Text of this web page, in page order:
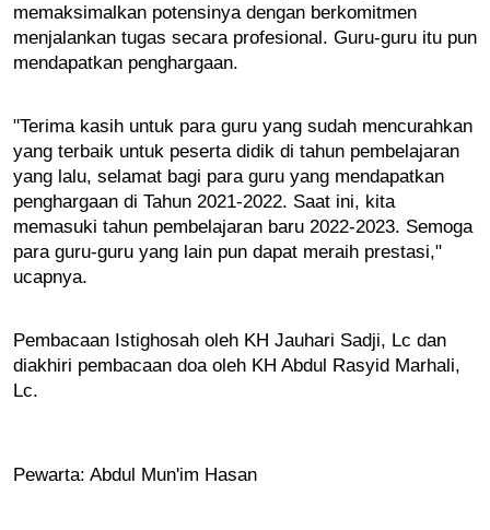
memaksimalkan potensinya dengan berkomitmen
menjalankan tugas secara profesional. Guru-guru itu pun
mendapatkan penghargaan.
"Terima kasih untuk para guru yang sudah mencurahkan
yang terbaik untuk peserta didik di tahun pembelajaran
yang lalu, selamat bagi para guru yang mendapatkan
penghargaan di Tahun 2021-2022. Saat ini, kita
memasuki tahun pembelajaran baru 2022-2023. Semoga
para guru-guru yang lain pun dapat meraih prestasi,"
ucapnya.
Pembacaan Istighosah oleh KH Jauhari Sadji, Lc dan
diakhiri pembacaan doa oleh KH Abdul Rasyid Marhali,
Lc.
Pewarta: Abdul Mun'im Hasan